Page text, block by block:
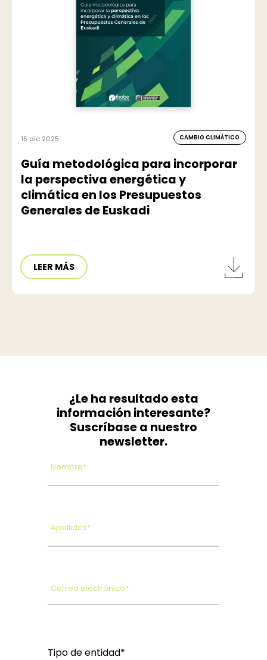
15 dic 2025 CAMBIO CLIMÁTICO
Guía metodológica para incorporar
la perspectiva energética y
climática en los Presupuestos
Generales de Euskadi
LEER MÁS
¿Le ha resultado esta
información interesante?
Suscríbase a nuestro
newsletter.
Nombre*
Apellidos*
Correo electrónico*
Tipo de entidad*